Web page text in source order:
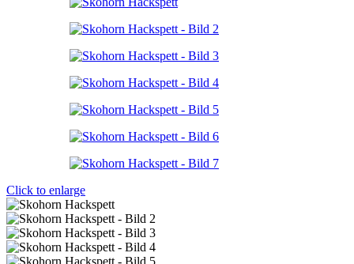
Click to enlarge